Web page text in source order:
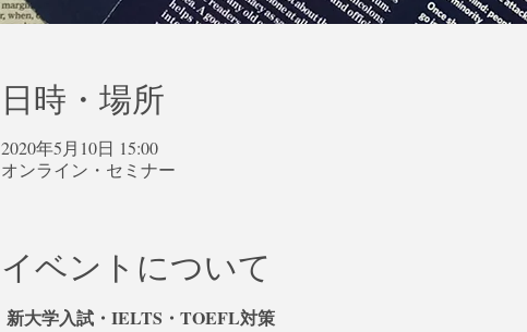
日時・場所
2020年5月10日 15:00
オンライン・セミナー
イベントについて
新大学入試・IELTS・TOEFL対策